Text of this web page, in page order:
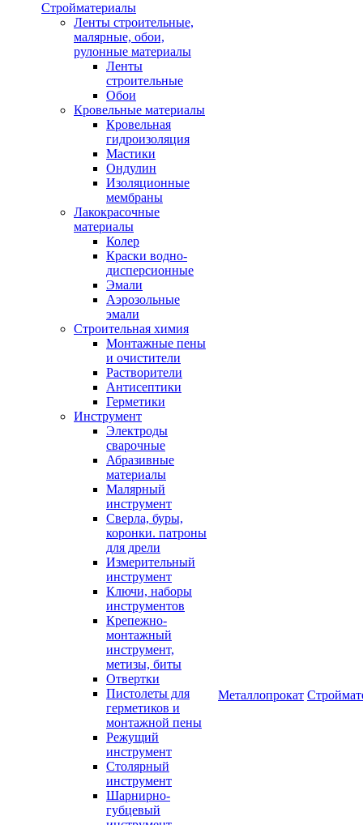
Стройматериалы
Ленты строительные,
малярные, обои,
рулонные материалы
Ленты
строительные
Обои
Кровельные материалы
Кровельная
гидроизоляция
Мастики
Ондулин
Изоляционные
мембраны
Лакокрасочные
материалы
Колер
Краски водно-
дисперсионные
Эмали
Аэрозольные
эмали
Строительная химия
Монтажные пены
и очистители
Растворители
Антисептики
Герметики
Инструмент
Электроды
сварочные
Абразивные
материалы
Малярный
инструмент
Сверла, буры,
коронки. патроны
для дрели
Измерительный
инструмент
Ключи, наборы
инструментов
Крепежно-
монтажный
инструмент,
метизы, биты
Отвертки
Пистолеты для
герметиков и
монтажной пены
Режущий
инструмент
Столярный
инструмент
Шарнирно-
губцевый
Металлопрокат